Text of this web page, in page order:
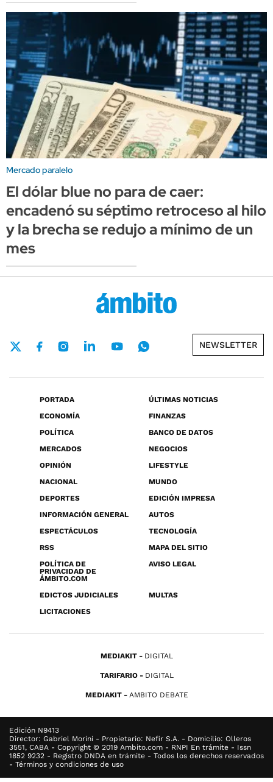
Mercado paralelo
El dólar blue no para de caer:
encadenó su séptimo retroceso al hilo
y la brecha se redujo a mínimo de un
mes
NEWSLETTER
PORTADA
ÚLTIMAS NOTICIAS
ECONOMÍA
FINANZAS
POLÍTICA
BANCO DE DATOS
MERCADOS
NEGOCIOS
OPINIÓN
LIFESTYLE
NACIONAL
MUNDO
DEPORTES
EDICIÓN IMPRESA
INFORMACIÓN GENERAL
AUTOS
ESPECTÁCULOS
TECNOLOGÍA
RSS
MAPA DEL SITIO
POLÍTICA DE
PRIVACIDAD DE
ÁMBITO.COM
AVISO LEGAL
EDICTOS JUDICIALES
MULTAS
LICITACIONES
MEDIAKIT DIGITAL
TARIFARIO DIGITAL
MEDIAKIT AMBITO DEBATE
Edición N9413
Director: Gabriel Morini - Propietario: Nefir S.A. - Domicilio: Olleros
3551, CABA - Copyright © 2019 Ambito.com - RNPI En trámite - Issn
1852 9232 - Registro DNDA en trámite - Todos los derechos reservados
- Términos y condiciones de uso